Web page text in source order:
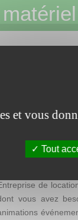
–
Vous recherchez
Besoin de
de
vous avez
et vous
Tout